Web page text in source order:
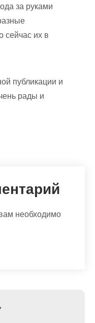
за руками
сейчас их в
публикации и
рады и
необходимо